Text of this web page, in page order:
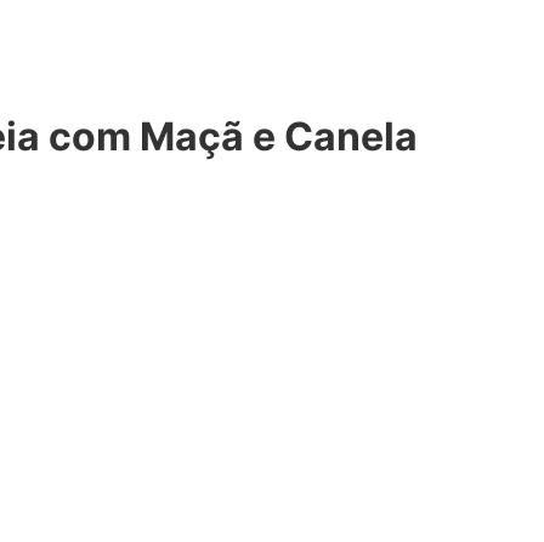
com Maçã e Canela